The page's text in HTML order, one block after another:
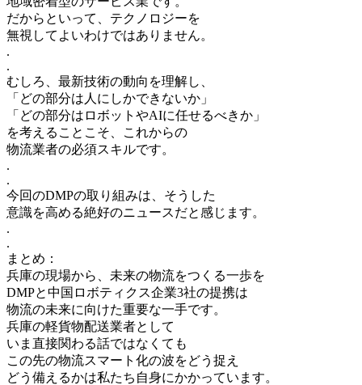
だからといって、テクノロジーを
無視してよいわけではありません。
.
.
むしろ、最新技術の動向を理解し、
「どの部分は人にしかできないか」
「どの部分はロボットやAIに任せるべきか」
を考えることこそ、これからの
物流業者の必須スキルです。
.
.
今回のDMPの取り組みは、そうした
意識を高める絶好のニュースだと感じます。
.
.
まとめ：
兵庫の現場から、未来の物流をつくる一歩を
DMPと中国ロボティクス企業3社の提携は
物流の未来に向けた重要な一手です。
兵庫の軽貨物配送業者として
いま直接関わる話ではなくても
この先の物流スマート化の波をどう捉え
どう備えるかは私たち自身にかかっています。